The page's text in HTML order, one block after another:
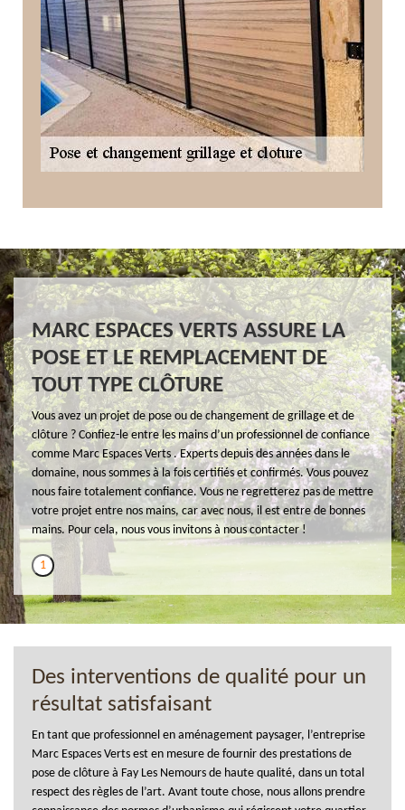
MARC ESPACES VERTS ASSURE LA
POSE ET LE REMPLACEMENT DE
TOUT TYPE CLÔTURE
Vous avez un projet de pose ou de changement de grillage et de
clôture ? Confiez-le entre les mains d’un professionnel de confiance
comme Marc Espaces Verts . Experts depuis des années dans le
domaine, nous sommes à la fois certifiés et confirmés. Vous pouvez
nous faire totalement confiance. Vous ne regretterez pas de mettre
votre projet entre nos mains, car avec nous, il est entre de bonnes
mains. Pour cela, nous vous invitons à nous contacter !
1
Des interventions de qualité pour un
résultat satisfaisant
En tant que professionnel en aménagement paysager, l’entreprise
Marc Espaces Verts est en mesure de fournir des prestations de
pose de clôture à Fay Les Nemours de haute qualité, dans un total
respect des règles de l’art. Avant toute chose, nous allons prendre